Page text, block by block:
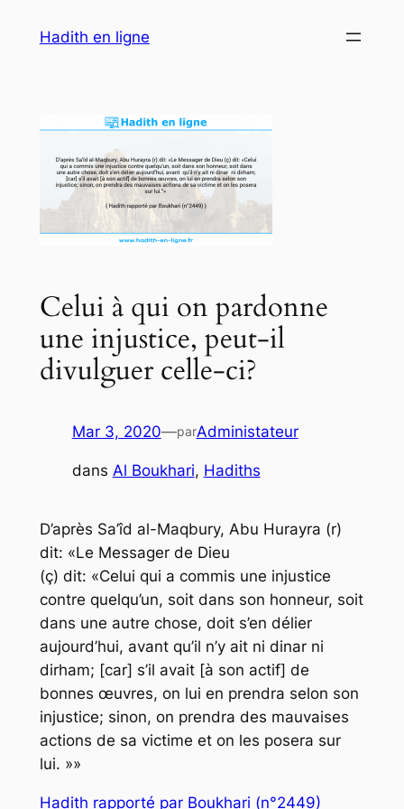
Hadith en ligne
Celui à qui on pardonne
une injustice, peut-il
divulguer celle-ci?
Mar 3, 2020—parAdministateur
dans Al Boukhari, Hadiths
D’après Sa’îd al-Maqbury, Abu Hurayra (r)
dit: «Le Messager de Dieu
(ç) dit: «Celui qui a commis une injustice
contre quelqu’un, soit dans son honneur, soit
dans une autre chose, doit s’en délier
aujourd’hui, avant qu’il n’y ait ni dinar ni
dirham; [car] s’il avait [à son actif] de
bonnes œuvres, on lui en prendra selon son
injustice; sinon, on prendra des mauvaises
actions de sa victime et on les posera sur
lui. »»
Hadith rapporté par Boukhari (n°2449)